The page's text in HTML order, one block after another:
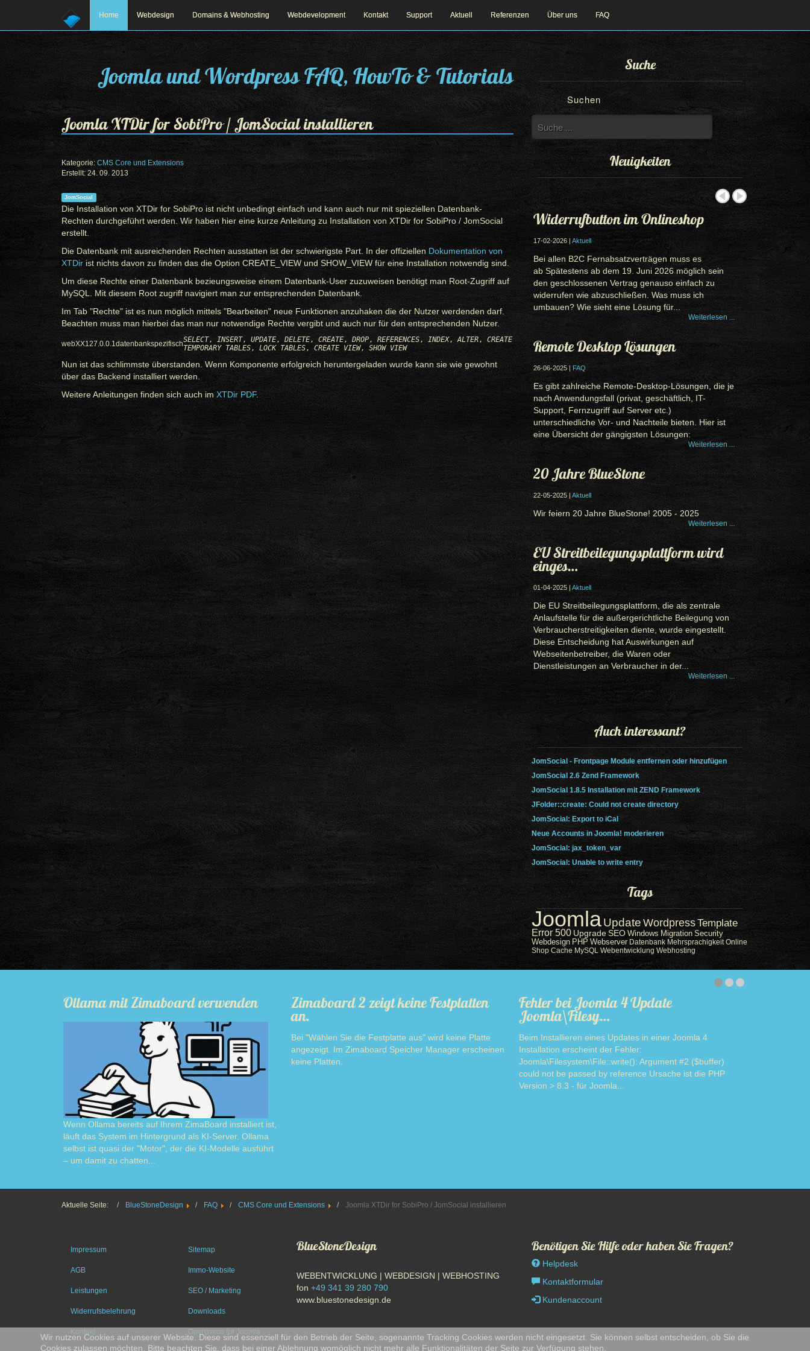
Home Webdesign Domains & Webhosting Webdevelopment Kontakt Support Aktuell Referenzen Über uns FAQ
Joomla und Wordpress FAQ, HowTo & Tutorials
Joomla XTDir for SobiPro / JomSocial installieren
Kategorie: CMS Core und Extensions
Erstellt: 24. 09. 2013
JomSocial
Die Installation von XTDir for SobiPro ist nicht unbedingt einfach und kann auch nur mit spieziellen Datenbank-
Rechten durchgeführt werden. Wir haben hier eine kurze Anleitung zu Installation von XTDir for SobiPro / JomSocial
erstellt.
Die Datenbank mit ausreichenden Rechten ausstatten ist der schwierigste Part. In der offiziellen Dokumentation von
XTDir ist nichts davon zu finden das die Option CREATE_VIEW und SHOW_VIEW für eine Installation notwendig sind.
Um diese Rechte einer Datenbank bezieungsweise einem Datenbank-User zuzuweisen benötigt man Root-Zugriff auf
MySQL. Mit diesem Root zugriff navigiert man zur entsprechenden Datenbank.
Im Tab "Rechte" ist es nun möglich mittels "Bearbeiten" neue Funktionen anzuhaken die der Nutzer werdenden darf.
Beachten muss man hierbei das man nur notwendige Rechte vergibt und auch nur für den entsprechenden Nutzer.
webXX127.0.0.1datenbankspezifischSELECT, INSERT, UPDATE, DELETE, CREATE, DROP, REFERENCES, INDEX,ALTER, CREATE
TEMPORARY TABLES, LOCK TABLES, CREATE VIEW, SHOW VIEW
Nun ist das schlimmste überstanden. Wenn Komponente erfolgreich heruntergeladen wurde kann sie wie gewohnt
über das Backend installiert werden.
Weitere Anleitungen finden sich auch im XTDir PDF.
Suche
Suchen
Neuigkeiten
Widerrufbutton im Onlineshop
17-02-2026 | Aktuell
Bei allen B2C Fernabsatzverträgen muss es
ab Spätestens ab dem 19. Juni 2026 möglich sein
den geschlossenen Vertrag genauso einfach zu
widerrufen wie abzuschließen. Was muss ich
umbauen? Wie sieht eine Lösung für...
Weiterlesen ...
Remote Desktop Lösungen
26-06-2025 | FAQ
Es gibt zahlreiche Remote-Desktop-Lösungen, die je
nach Anwendungsfall (privat, geschäftlich, IT-
Support, Fernzugriff auf Server etc.)
unterschiedliche Vor- und Nachteile bieten. Hier ist
eine Übersicht der gängigsten Lösungen:
Weiterlesen ...
20 Jahre BlueStone
22-05-2025 | Aktuell
Wir feiern 20 Jahre BlueStone! 2005 - 2025
Weiterlesen ...
EU Streitbeilegungsplattform wird
einges…
01-04-2025 | Aktuell
Die EU Streitbeilegungsplattform, die als zentrale
Anlaufstelle für die außergerichtliche Beilegung von
Verbraucherstreitigkeiten diente, wurde eingestellt.
Diese Entscheidung hat Auswirkungen auf
Webseitenbetreiber, die Waren oder
Dienstleistungen an Verbraucher in der...
Weiterlesen ...
Auch interessant?
JomSocial - Frontpage Module entfernen oder hinzufügen
JomSocial 2.6 Zend Framework
JomSocial 1.8.5 Installation mit ZEND Framework
JFolder::create: Could not create directory
JomSocial: Export to iCal
Neue Accounts in Joomla! moderieren
JomSocial: jax_token_var
JomSocial: Unable to write entry
Tags
JoomlaUpdateWordpressTemplate
Error 500 Upgrade SEO Windows Migration Security
Webdesign PHP Webserver Datenbank Mehrsprachigkeit Online
Shop Cache MySQL Webentwicklung Webhosting
Ollama mit Zimaboard verwenden
Wenn Ollama bereits auf Ihrem ZimaBoard installiert ist,
läuft das System im Hintergrund als KI-Server. Ollama
selbst ist quasi der "Motor", der die KI-Modelle ausführt
– um damit zu chatten...
Zimaboard 2 zeigt keine Festplatten
an.
Bei "Wählen Sie die Festplatte aus" wird keine Platte
angezeigt. Im Zimaboard Speicher Manager erscheinen
keine Platten.
Fehler bei Joomla 4 Update
Joomla\Filesy…
Beim Installieren eines Updates in einer Joomla 4
Installation erscheint der Fehler:
Joomla\Filesystem\File::write(): Argument #2 ($buffer)
could not be passed by reference Ursache ist die PHP
Version > 8.3 - für Joomla...
Aktuelle Seite: BlueStoneDesign FAQ CMS Core und Extensions Joomla XTDir for SobiPro / JomSocial installieren
Impressum
AGB
Leistungen
Widerrufsbelehrung
Kontakt
Sitemap
Immo-Website
SEO / Marketing
Downloads
OpenImmo für Joomla
BlueStoneDesign
WEBENTWICKLUNG | WEBDESIGN | WEBHOSTING
fon +49 341 39 280 790
www.bluestonedesign.de
Benötigen Sie Hilfe oder haben Sie Fragen?
Helpdesk
Kontaktformular
Kundenaccount
Wir nutzen Cookies auf unserer Website. Diese sind essenziell für den Betrieb der Seite, sogenannte Tracking Cookies werden nicht eingesetzt. Sie können selbst entscheiden, ob Sie die
Cookies zulassen möchten. Bitte beachten Sie, dass bei einer Ablehnung womöglich nicht mehr alle Funktionalitäten der Seite zur Verfügung stehen.